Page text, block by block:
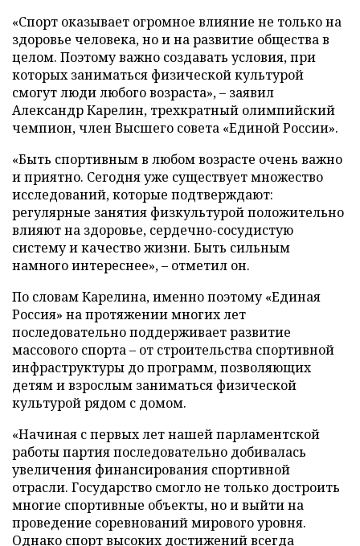
«Спорт оказывает огромное влияние не только на
здоровье человека, но и на развитие общества в
целом. Поэтому важно создавать условия, при
которых заниматься физической культурой
смогут люди любого возраста», – заявил
Александр Карелин, трехкратный олимпийский
чемпион, член Высшего совета «Единой России».
«Быть спортивным в любом возрасте очень важно
и приятно. Сегодня уже существует множество
исследований, которые подтверждают:
регулярные занятия физкультурой положительно
влияют на здоровье, сердечно-сосудистую
систему и качество жизни. Быть сильным
намного интереснее», – отметил он.
По словам Карелина, именно поэтому «Единая
Россия» на протяжении многих лет
последовательно поддерживает развитие
массового спорта – от строительства спортивной
инфраструктуры до программ, позволяющих
детям и взрослым заниматься физической
культурой рядом с домом.
«Начиная с первых лет нашей парламентской
работы партия последовательно добивалась
увеличения финансирования спортивной
отрасли. Государство смогло не только достроить
многие спортивные объекты, но и выйти на
проведение соревнований мирового уровня.
Однако спорт высоких достижений всегда